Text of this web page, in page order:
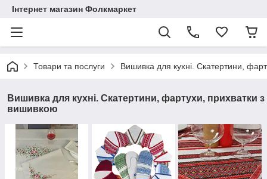
Інтернет магазин Фолкмаркет
Товари та послуги Вишивка для кухні. Скатертини,
Вишивка для кухні. Скатертини, фартухи, прихватки з
вишивкою